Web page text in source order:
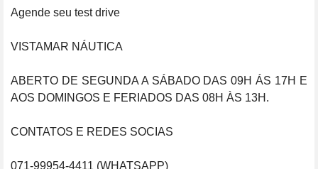
Agende seu test drive
VISTAMAR NÁUTICA
ABERTO DE SEGUNDA A SÁBADO DAS 09H ÁS 17H E
AOS DOMINGOS E FERIADOS DAS 08H ÀS 13H.
CONTATOS E REDES SOCIAS
071-99954-4411 (WHATSAPP)